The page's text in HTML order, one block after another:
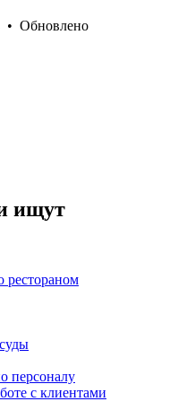
• Обновлено
ищут
рестораном
персоналу
с клиентами